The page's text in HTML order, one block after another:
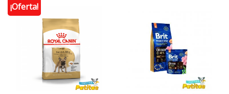
¡Oferta!